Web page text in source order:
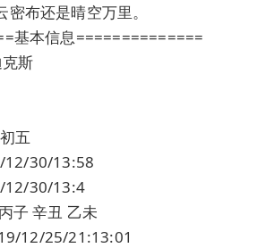
布还是晴空万里。
基本信息==============
斯
五
12/30/13:58
12/30/13:4
子 辛丑 乙未
12/25/21:13:01